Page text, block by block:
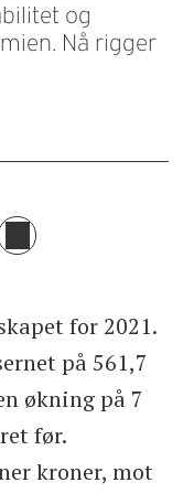
og
Nå rigger
for 2021.
på 561,7
økning på 7
før.
kroner, mot